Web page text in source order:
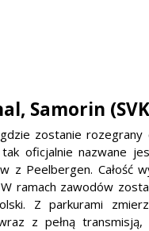
Samorin
zostanie rozegrany
tak oficjalnie nazwane
z Peelbergen. Całość
ramach zawodów
Z parkurami
z pełną